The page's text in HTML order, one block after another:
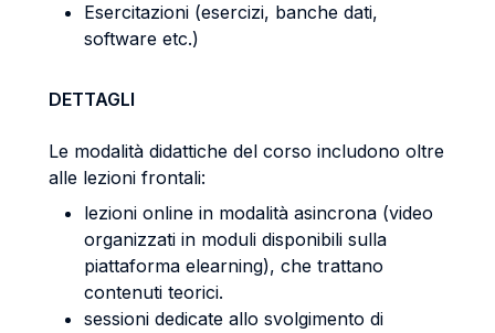
Esercitazioni (esercizi, banche dati,
software etc.)
DETTAGLI
Le modalità didattiche del corso includono oltre
alle lezioni frontali:
lezioni online in modalità asincrona (video
organizzati in moduli disponibili sulla
piattaforma elearning), che trattano
contenuti teorici.
sessioni dedicate allo svolgimento di